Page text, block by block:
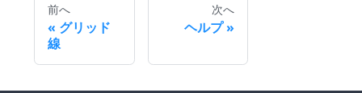
前へ
グリッド
線
次へ
ヘルプ